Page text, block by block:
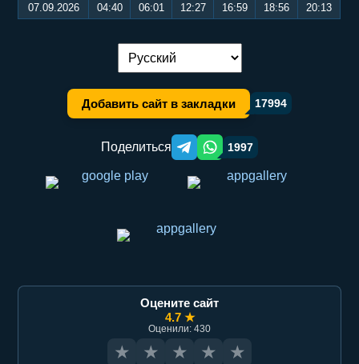
07.09.2026
04:40 06:01 12:27 16:59 18:56 20:13
Переключение языка:
Добавить сайт в закладки 17994
Поделиться Telegram orqali ulashish
WhatsApp orqali ulashish
1997
Оцените сайт
4.7 ★
Оценили: 430
★ ★ ★ ★ ★